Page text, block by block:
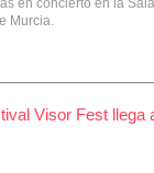
en concierto en la Sala
Murcia.